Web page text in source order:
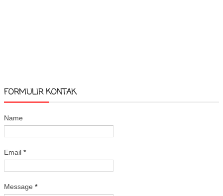
FORMULIR KONTAK
Name
Email *
Message *